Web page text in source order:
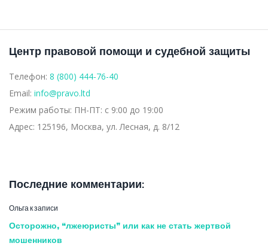
Центр правовой помощи и судебной защиты
Телефон: 8 (800) 444-76-40
Email: info@pravo.ltd
Режим работы: ПН-ПТ: с 9:00 до 19:00
Адрес: 125196, Москва, ул. Лесная, д. 8/12
Последние комментарии:
Ольга к записи
Осторожно, “лжеюристы” или как не стать жертвой
мошенников